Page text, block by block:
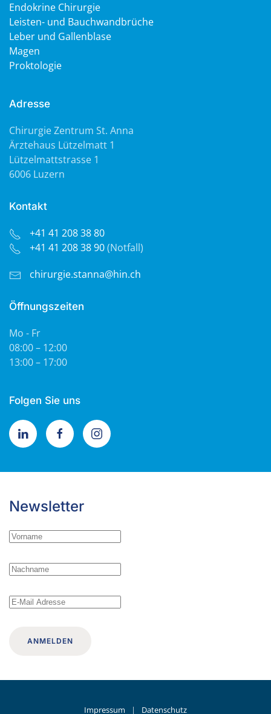
Endokrine Chirurgie
Leisten- und Bauchwandbrüche
Leber und Gallenblase
Magen
Proktologie
Adresse
Chirurgie Zentrum St. Anna
Ärztehaus Lützelmatt 1
Lützelmattstrasse 1
6006 Luzern
Kontakt
+41 41 208 38 80
+41 41 208 38 90(Notfall)
chirurgie.stanna@hin.ch
Öffnungszeiten
Mo - Fr
08:00 – 12:00
13:00 – 17:00
Folgen Sie uns
Newsletter
ANMELDEN
Impressum | Datenschutz